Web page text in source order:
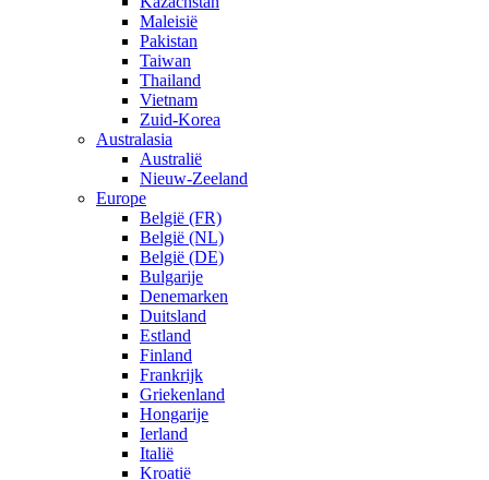
Maleisië
Pakistan
Taiwan
Thailand
Vietnam
Zuid-Korea
Australasia
Australië
Nieuw-Zeeland
Europe
België (FR)
België (NL)
België (DE)
Bulgarije
Denemarken
Duitsland
Estland
Finland
Frankrijk
Griekenland
Hongarije
Ierland
Italië
Kroatië